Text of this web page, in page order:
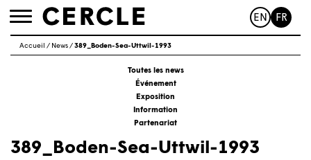
Toggle
EN FR
Accueil / News/389_Boden-Sea-Uttwil-1993
Toutes les news
Événement
Exposition
Information
Partenariat
389_Boden-Sea-Uttwil-1993